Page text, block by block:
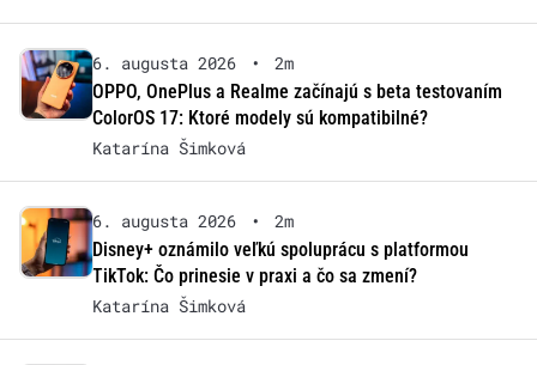
6. augusta 2026 •
2m
OPPO, OnePlus a Realme začínajú s beta testovaním
ColorOS 17: Ktoré modely sú kompatibilné?
Katarína Šimková
6. augusta 2026 •
2m
Disney+ oznámilo veľkú spoluprácu s platformou
TikTok: Čo prinesie v praxi a čo sa zmení?
Katarína Šimková